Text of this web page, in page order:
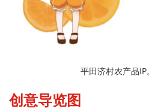
平田济村农产品
创意导览图